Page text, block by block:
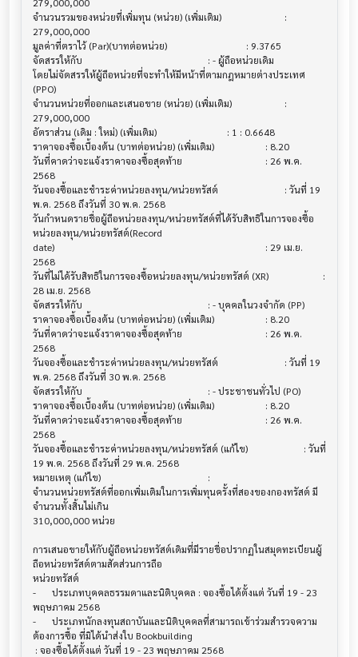
จำนวนรวมของหน่วยที่เพิ่มทุน (หน่วย) (เพิ่มเติม) 			 :
279,000,000
มูลค่าที่ตราไว้ (Par)(บาทต่อหน่วย)           			 : 9.3765
จัดสรรให้กับ                           			 : - ผู้ถือหน่วยเดิม
โดยไม่จัดสรรให้ผู้ถือหน่วยที่จะทำให้มีหน้าที่ตามกฎหมายต่างประเทศ
(PPO)
จำนวนหน่วยที่ออกและเสนอขาย (หน่วย) (เพิ่มเติม)			 :
279,000,000
อัตราส่วน (เดิม : ใหม่) (เพิ่มเติม)         			 : 1 : 0.6648
ราคาจองซื้อเบื้องต้น (บาทต่อหน่วย) (เพิ่มเติม)  			 : 8.20
วันที่คาดว่าจะแจ้งราคาจองซื้อสุดท้าย          			 : 26 พ.ค.
2568
วันจองซื้อและชำระค่าหน่วยลงทุน/หน่วยทรัสต์   			 : วันที่ 19
พ.ค. 2568 ถึงวันที่ 30 พ.ค. 2568
วันกำหนดรายชื่อผู้ถือหน่วยลงทุน/หน่วยทรัสต์ที่ได้รับสิทธิในการจองซื้อ
หน่วยลงทุน/หน่วยทรัสต์(Record
date)                                                                			 : 29 เม.ย.
2568
วันที่ไม่ได้รับสิทธิในการจองซื้อหน่วยลงทุน/หน่วยทรัสต์ (XR) 			 :
28 เม.ย. 2568
จัดสรรให้กับ                           			 : - บุคคลในวงจำกัด (PP)
ราคาจองซื้อเบื้องต้น (บาทต่อหน่วย) (เพิ่มเติม)  			 : 8.20
วันที่คาดว่าจะแจ้งราคาจองซื้อสุดท้าย          			 : 26 พ.ค.
2568
วันจองซื้อและชำระค่าหน่วยลงทุน/หน่วยทรัสต์   			 : วันที่ 19
พ.ค. 2568 ถึงวันที่ 30 พ.ค. 2568
จัดสรรให้กับ                           			 : - ประชาชนทั่วไป (PO)
ราคาจองซื้อเบื้องต้น (บาทต่อหน่วย) (เพิ่มเติม)  			 : 8.20
วันที่คาดว่าจะแจ้งราคาจองซื้อสุดท้าย          			 : 26 พ.ค.
2568
วันจองซื้อและชำระค่าหน่วยลงทุน/หน่วยทรัสต์ (แก้ไข)			 : วันที่
19 พ.ค. 2568 ถึงวันที่ 29 พ.ค. 2568
หมายเหตุ (แก้ไข)                        			 :
จำนวนหน่วยทรัสต์ที่ออกเพิ่มเติมในการเพิ่มทุนครั้งที่สองของกองทรัสต์ มี
จำนวนทั้งสิ้นไม่เกิน
310,000,000 หน่วย
การเสนอขายให้กับผู้ถือหน่วยทรัสต์เดิมที่มีรายชื่อปรากฏในสมุดทะเบียนผู้
ถือหน่วยทรัสต์ตามสัดส่วนการถือ
หน่วยทรัสต์
-	ประเภทบุคคลธรรมดาและนิติบุคคล : จองซื้อได้ตั้งแต่ วันที่ 19 - 23
พฤษภาคม 2568
-	ประเภทนักลงทุนสถาบันและนิติบุคคลที่สามารถเข้าร่วมสำรวจความ
ต้องการซื้อ ที่มิได้นำส่งใบ Bookbuilding